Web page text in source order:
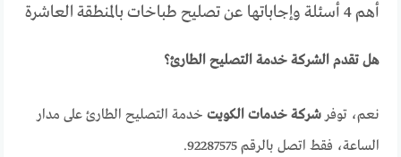
أهم 4 أسئلة وإجاباتها عن تصليح طباخات بالمنطقة العاشرة
هل تقدم الشركة خدمة التصليح الطارئ؟
نعم، توفرشركة خدمات الكويت خدمة التصليح الطارئ على مدار
الساعة، فقط اتصل بالرقم 92287575.